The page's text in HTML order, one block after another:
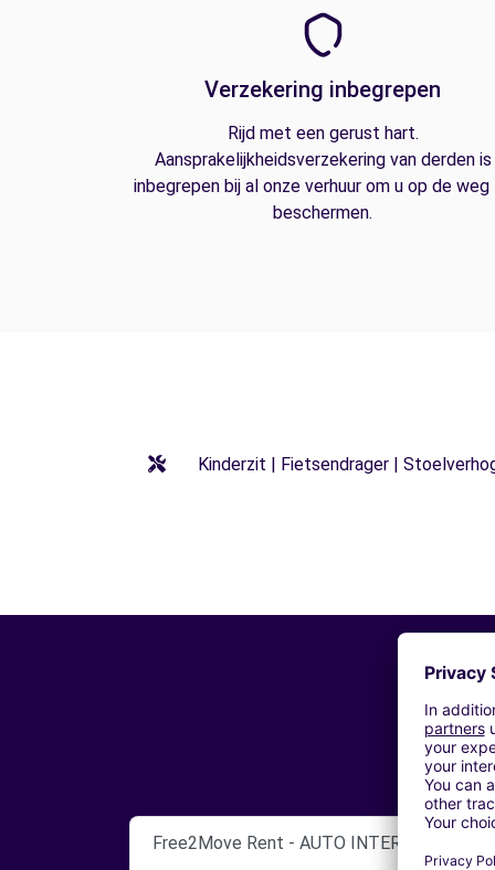
Verzekering inbegrepen
Rijd met een gerust hart.
Aansprakelijkheidsverzekering van derden is
inbegrepen bij al onze verhuur om u op de
beschermen.
Kinderzit | Fietsendrager |
Free2Move Rent - AUTO INTER S.A -